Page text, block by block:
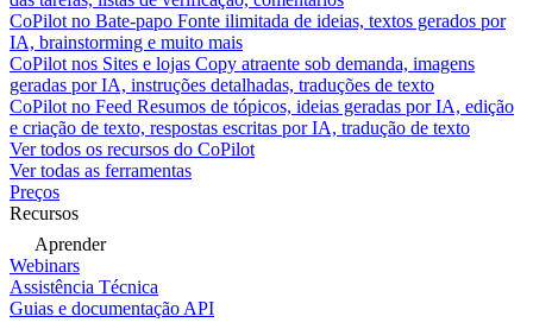
CoPilot no Bate-papo Fonte ilimitada de ideias, textos gerados por
IA, brainstorming e muito mais
CoPilot nos Sites e lojas Copy atraente sob demanda, imagens
geradas por IA, instruções detalhadas, traduções de texto
CoPilot no Feed Resumos de tópicos, ideias geradas por IA, edição
e criação de texto, respostas escritas por IA, tradução de texto
Ver todos os recursos do CoPilot
Ver todas as ferramentas
Preços
Recursos
Aprender
Webinars
Assistência Técnica
Guias e documentação API